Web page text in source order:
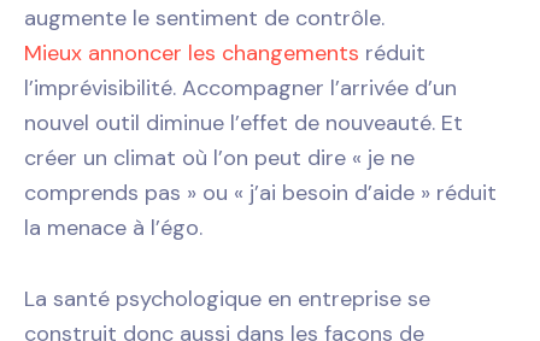
augmente le sentiment de contrôle.
Mieux annoncer les changements réduit
l’imprévisibilité. Accompagner l’arrivée d’un
nouvel outil diminue l’effet de nouveauté. Et
créer un climat où l’on peut dire « je ne
comprends pas » ou « j’ai besoin d’aide » réduit
la menace à l’égo.
La santé psychologique en entreprise se
construit donc aussi dans les façons de